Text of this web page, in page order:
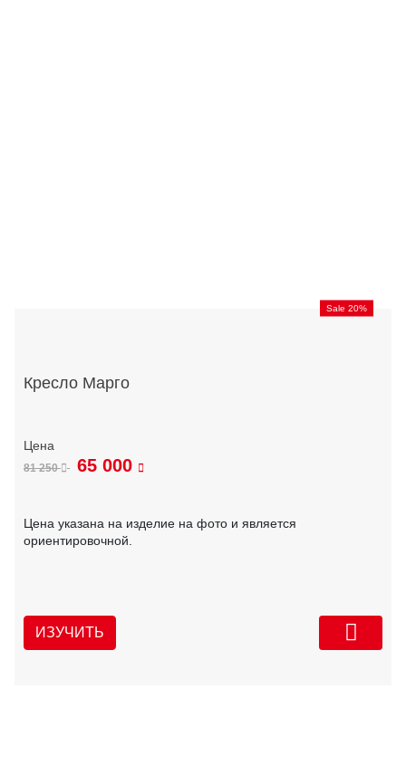
Sale 20%
Кресло Марго
81 250 65 000
Цена указана на изделие на фото и является
ориентировочной.
ИЗУЧИТЬ